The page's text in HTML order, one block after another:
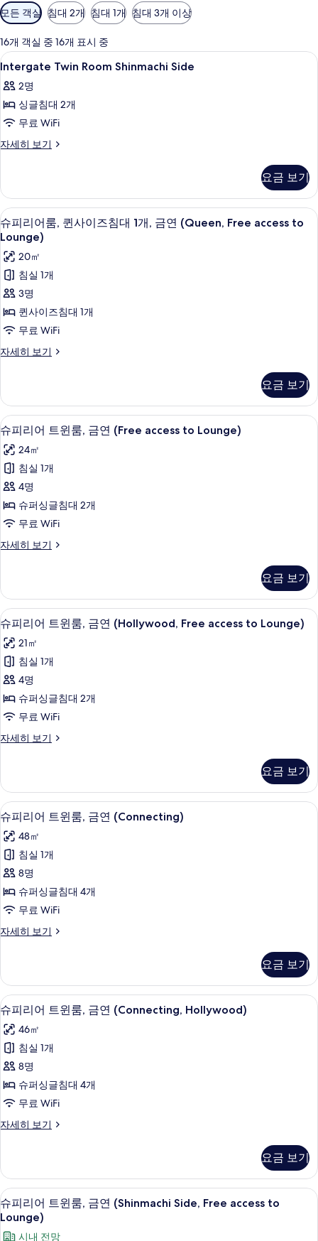
객
실
에
사
용
가
능
한
터
모든 객실 침대 2개 침대 1개 침대 3개 이상
16개 객실 중 16개 표시 중
Intergate
Twin
Room
Shinmachi
Side
사
두
보
기
고급 침구, 오리/거위털 이불, 객실 내
8
Intergate Twin Room Shinmachi Side
2명
싱글침대 2개
무료 WiFi
자세히 보기
Intergate
Side
자
세
히
기
요금 보기
슈
피
리
어
룸,
퀸
사
이
대
1
개,
금
연
(Queen,
Free
access
to
Lounge)
진
모
두
보
기
고급 침구, 오리/거위털 이불, 객실 내
4
슈피리어룸, 퀸사이즈침대 1개, 금연 (Queen, Free access to
Lounge)
20㎡
침실 1개
3명
퀸사이즈침대 1개
무료 WiFi
자세히 보기
슈
룸,
퀸
사
이
즈
침
대
개,
금
연
(Queen,
Lounge)
자
세
히
보
기
요금 보기
슈
피
리
어
트
윈
금
(Free
access
to
Lounge)
사
진
모
두
기
고급 침구, 오리/거위털 이불, 객실 내
4
슈피리어 트윈룸, 금연 (Free access to Lounge)
24㎡
침실 1개
4명
슈퍼싱글침대 2개
무료 WiFi
자세히 보기
슈
트
윈
룸,
금
연
(Free
access
to
Lounge)
자
세
히
요금 보기
슈
피
리
어
트
윈
금
(Hollywood,
Free
access
to
Lounge)
사
진
모
두
보
고급 침구, 오리/거위털 이불, 객실 내
4
슈피리어 트윈룸, 금연 (Hollywood, Free access to Lounge)
21㎡
침실 1개
4명
슈퍼싱글침대 2개
무료 WiFi
자세히 보기
슈
트
윈
룸,
금
연
(Hollywood,
Free
access
to
Lounge)
자
세
요금 보기
슈
피
리
어
트
윈
금
(Connecting)
사
진
모
두
보
기
고급 침구, 오리/거위털 이불, 객실 내
4
슈피리어 트윈룸, 금연 (Connecting)
48㎡
침실 1개
8명
슈퍼싱글침대 4개
무료 WiFi
자세히 보기
슈
트
윈
룸,
금
연
(Connecting)
자
세
히
보
기
요금 보기
슈
피
리
어
트
윈
금
(Connecting,
Hollywood)
사
진
슈피리어 트윈룸, 금연 (Connecting,
4
슈피리어 트윈룸, 금연 (Connecting, Hollywood)
46㎡
침실 1개
8명
슈퍼싱글침대 4개
무료 WiFi
자세히 보기
슈
트
윈
룸,
금
요금 보기
슈
피
리
슈피리어 트윈룸, 금연 (Shinmachi
5
슈피리어 트윈룸, 금연 (Shinmachi Side, Free access to
Lounge)
시내 전망